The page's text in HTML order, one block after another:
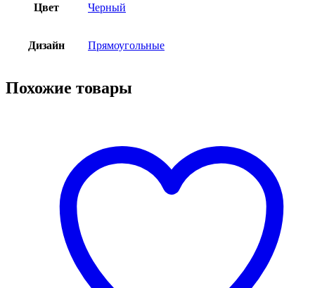
Цвет Черный
Дизайн Прямоугольные
Похожие товары